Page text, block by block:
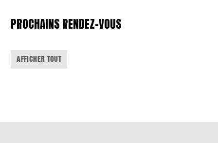
PROCHAINS RENDEZ-VOUS
AFFICHER TOUT